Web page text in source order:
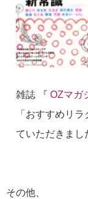
雑誌 『 OZマガ
「おすすめリ
ていただきまし
その他、